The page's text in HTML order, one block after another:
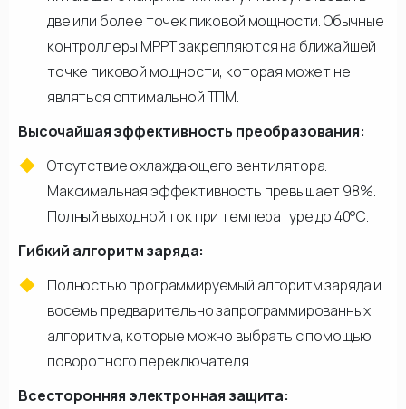
две или более точек пиковой мощности. Обычные
контроллеры МРРТ закрепляются на ближайшей
точке пиковой мощности, которая может не
являться оптимальной ТПМ.
Высочайшая эффективность преобразования:
Отсутствие охлаждающего вентилятора.
Максимальная эффективность превышает 98%.
Полный выходной ток при температуре до 40°C.
Гибкий алгоритм заряда:
Полностью программируемый алгоритм заряда и
восемь предварительно запрограммированных
алгоритма, которые можно выбрать с помощью
поворотного переключателя.
Всесторонняя электронная защита: